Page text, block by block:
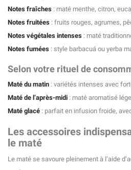
Notes fraîches : maté menthe, citron,
Notes fruitées : fruits rouges, agrumes,
Notes végétales intenses : maté
Notes fumées : style barbacuá ou yerba
Selon votre rituel de
Maté du matin : variétés intenses avec
Maté de l’après-midi : maté aromatisé
Maté glacé : parfait en infusion froide,
Les accessoires
le maté
Le maté se savoure pleinement à l’aide